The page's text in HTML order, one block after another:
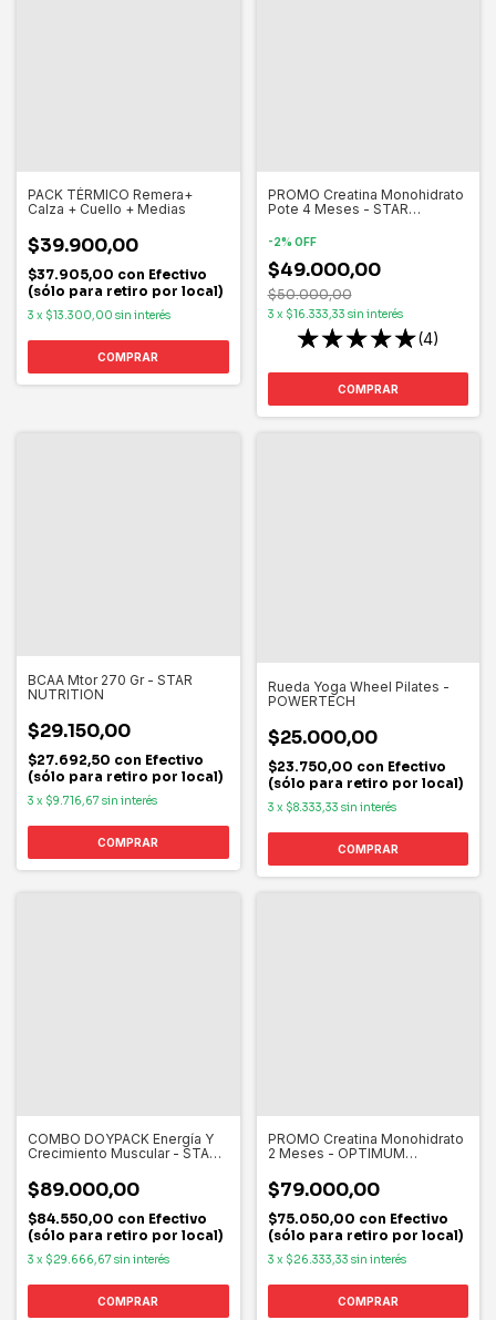
PACK TÉRMICO Remera+
Calza + Cuello + Medias
$39.900,00
$37.905,00 con Efectivo
(sólo para retiro por local)
3 x $13.300,00 sin interés
COMPRAR
PROMO Creatina Monohidrato
Pote 4 Meses - STAR
-2% OFF
$49.000,00
$50.000,00
3 x $16.333,33 sin interés
(4)
BCAA Mtor 270 Gr - STAR
NUTRITION
$29.150,00
$27.692,50 con Efectivo
(sólo para retiro por local)
3 x $9.716,67 sin interés
COMPRAR
Rueda Yoga Wheel Pilates -
POWERTECH
$25.000,00
$23.750,00 con Efectivo
(sólo para retiro por local)
3 x $8.333,33 sin interés
COMBO DOYPACK Energía Y
Crecimiento Muscular - STAR
$89.000,00
$84.550,00 con Efectivo
(sólo para retiro por local)
3 x $29.666,67 sin interés
COMPRAR
PROMO Creatina Monohidrato
2 Meses - OPTIMUM
$79.000,00
$75.050,00 con Efectivo
(sólo para retiro por local)
3 x $26.333,33 sin interés